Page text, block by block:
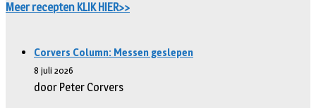
Meer recepten KLIK HIER>>
Corvers Column: Messen geslepen
8 juli 2026
door Peter Corvers